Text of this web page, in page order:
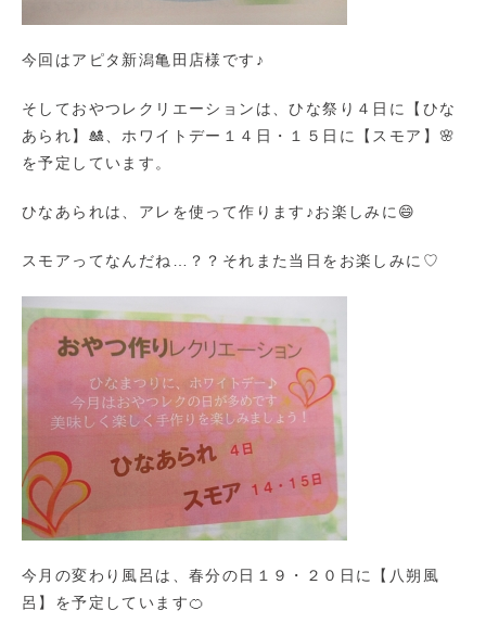
今回はアピタ新潟亀田店様です♪
そしておやつレクリエーションは、ひな祭り４日に【ひな
あられ】🎎、ホワイトデー１４日・１５日に【スモア】🌸
を予定しています。
ひなあられは、アレを使って作ります♪お楽しみに😄
スモアってなんだね…？？それまた当日をお楽しみに♡
今月の変わり風呂は、春分の日１９・２０日に【八朔風
呂】を予定しています🍊